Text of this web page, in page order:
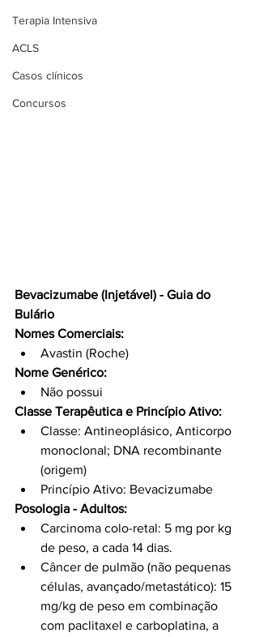
Terapia Intensiva
ACLS
Casos clínicos
Concursos
Bevacizumabe (Injetável) - Guia do
Bulário
Nomes Comerciais:
Avastin (Roche)
Nome Genérico:
Não possui
Classe Terapêutica e Princípio Ativo:
Classe: Antineoplásico, Anticorpo
monoclonal; DNA recombinante
(origem)
Princípio Ativo: Bevacizumabe
Posologia - Adultos:
Carcinoma colo-retal: 5 mg por kg
de peso, a cada 14 dias.
Câncer de pulmão (não pequenas
células, avançado/metastático): 15
mg/kg de peso em combinação
com paclitaxel e carboplatina, a